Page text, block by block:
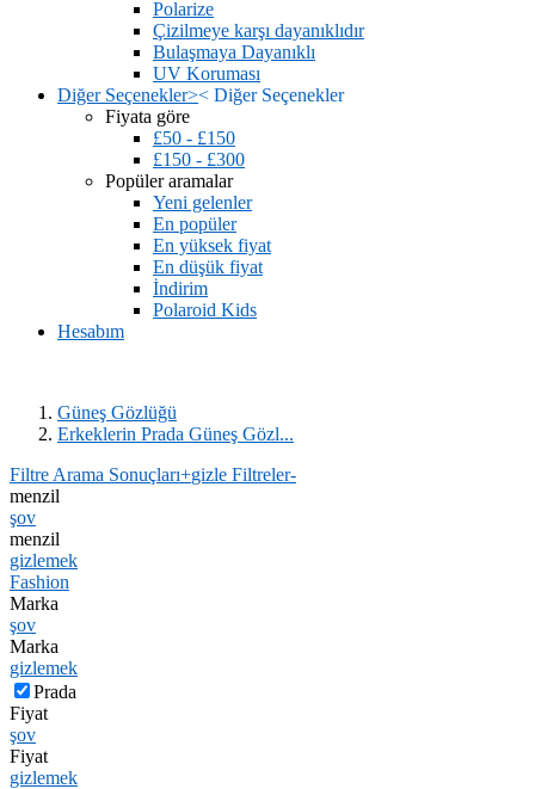
Polarize
Çizilmeye karşı dayanıklıdır
Bulaşmaya Dayanıklı
UV Koruması
Diğer Seçenekler>< Diğer Seçenekler
Fiyata göre
£50 - £150
£150 - £300
Popüler aramalar
Yeni gelenler
En popüler
En yüksek fiyat
En düşük fiyat
İndirim
Polaroid Kids
Hesabım
Güneş Gözlüğü
Erkeklerin Prada Güneş Gözl...
Filtre Arama Sonuçları+gizle Filtreler-
menzil
şov
menzil
gizlemek
Fashion
Marka
şov
Marka
gizlemek
Prada
Fiyat
şov
Fiyat
gizlemek